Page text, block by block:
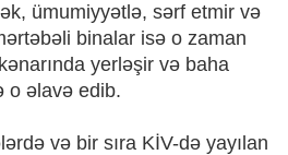
ümumiyyətlə, sərf etmir və
binalar isə o zaman
yerləşir və baha
o əlavə edib.
və bir sıra KİV-də yayılan